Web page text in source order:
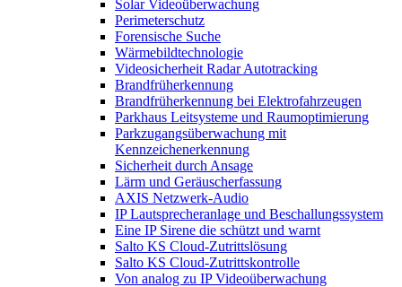
Solar Videoüberwachung
Perimeterschutz
Forensische Suche
Wärmebildtechnologie
Videosicherheit Radar Autotracking​
Brandfrüherkennung
Brandfrüherkennung bei Elektrofahrzeugen
Parkhaus Leitsysteme und Raumoptimierung
Parkzugangsüberwachung mit
Kennzeichenerkennung
Sicherheit durch Ansage
Lärm und Geräuscherfassung
AXIS Netzwerk-Audio
IP Lautsprecheranlage und Beschallungssystem
Eine IP Sirene die schützt und warnt
Salto KS Cloud-Zutrittslösung
Salto KS Cloud-Zutrittskontrolle
Von analog zu IP Videoüberwachung